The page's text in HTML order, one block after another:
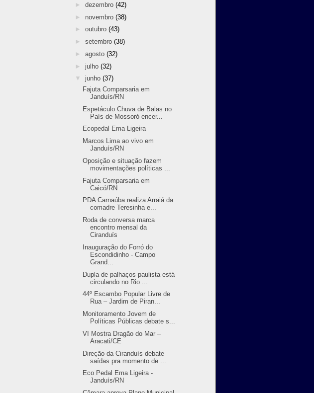
► dezembro (42)
► novembro (38)
► outubro (43)
► setembro (38)
► agosto (32)
► julho (32)
▼ junho (37)
Fajuta Comparsaria em
Janduís/RN
Espetáculo Chuva de Balas no
País de Mossoró encer...
Ecopedal Ema Ligeira
Marcos Lima ao vivo em
Janduís/RN
Oposição e situação fazem
movimentações políticas ...
Fajuta Comparsaria em
Caicó/RN
PDA Carnaúba realiza Arraiá da
comadre Teresinha e...
Roda de conversa marca
encontro mensal da
Ciranduís
Inauguração do Forró do
Escondidinho - Campo
Grand...
Dupla de palhaços paulista está
circulando no Rio ...
44º Escambo Popular Livre de
Rua – Jardim de Piran...
Monitoramento Jovem de
Políticas Públicas debate s...
VI Mostra Dragão do Mar –
Aracati/CE
Direção da Ciranduís debate
saídas pra momento de ...
Eco Pedal Ema Ligeira -
Janduís/RN